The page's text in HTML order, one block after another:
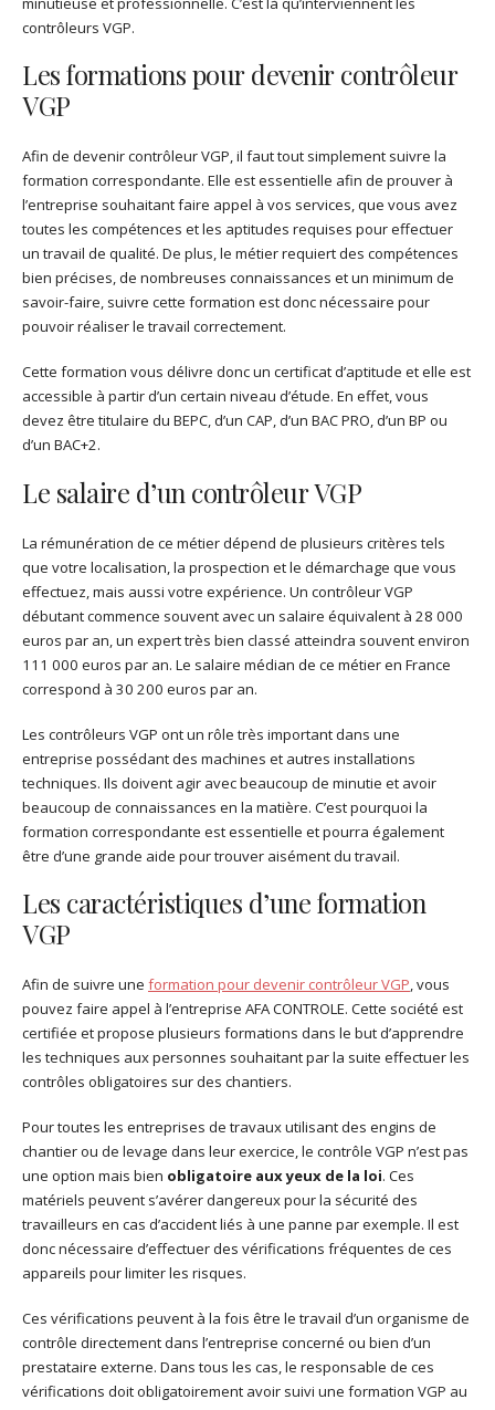
contrôleurs VGP.
Les formations pour devenir contrôleur
VGP
Afin de devenir contrôleur VGP, il faut tout simplement suivre la
formation correspondante. Elle est essentielle afin de prouver à
l’entreprise souhaitant faire appel à vos services, que vous avez
toutes les compétences et les aptitudes requises pour effectuer
un travail de qualité. De plus, le métier requiert des compétences
bien précises, de nombreuses connaissances et un minimum de
savoir-faire, suivre cette formation est donc nécessaire pour
pouvoir réaliser le travail correctement.
Cette formation vous délivre donc un certificat d’aptitude et elle est
accessible à partir d’un certain niveau d’étude. En effet, vous
devez être titulaire du BEPC, d’un CAP, d’un BAC PRO, d’un BP ou
d’un BAC+2.
Le salaire d’un contrôleur VGP
La rémunération de ce métier dépend de plusieurs critères tels
que votre localisation, la prospection et le démarchage que vous
effectuez, mais aussi votre expérience. Un contrôleur VGP
débutant commence souvent avec un salaire équivalent à 28 000
euros par an, un expert très bien classé atteindra souvent environ
111 000 euros par an. Le salaire médian de ce métier en France
correspond à 30 200 euros par an.
Les contrôleurs VGP ont un rôle très important dans une
entreprise possédant des machines et autres installations
techniques. Ils doivent agir avec beaucoup de minutie et avoir
beaucoup de connaissances en la matière. C’est pourquoi la
formation correspondante est essentielle et pourra également
être d’une grande aide pour trouver aisément du travail.
Les caractéristiques d’une formation
VGP
Afin de suivre une formation pour devenir contrôleur VGP, vous
pouvez faire appel à l’entreprise AFA CONTROLE. Cette société est
certifiée et propose plusieurs formations dans le but d’apprendre
les techniques aux personnes souhaitant par la suite effectuer les
contrôles obligatoires sur des chantiers.
Pour toutes les entreprises de travaux utilisant des engins de
chantier ou de levage dans leur exercice, le contrôle VGP n’est pas
une option mais bien obligatoire aux yeux de la loi. Ces
matériels peuvent s’avérer dangereux pour la sécurité des
travailleurs en cas d’accident liés à une panne par exemple. Il est
donc nécessaire d’effectuer des vérifications fréquentes de ces
appareils pour limiter les risques.
Ces vérifications peuvent à la fois être le travail d’un organisme de
contrôle directement dans l’entreprise concerné ou bien d’un
prestataire externe. Dans tous les cas, le responsable de ces
vérifications doit obligatoirement avoir suivi une formation VGP au